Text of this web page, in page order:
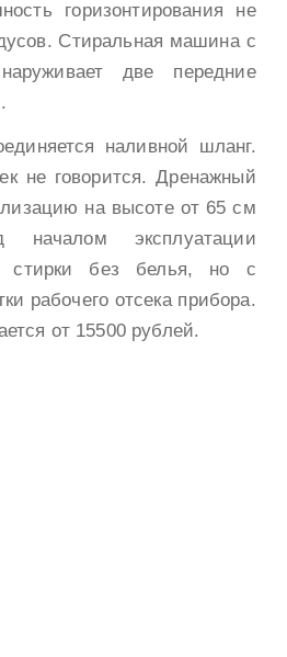
горизонтирования не
Стиральная машина с
две передние
наливной шланг.
не говорится. Дренажный
на высоте от 65 см
эксплуатации
стирки без белья, но с
рабочего отсека прибора.
от 15500 рублей.